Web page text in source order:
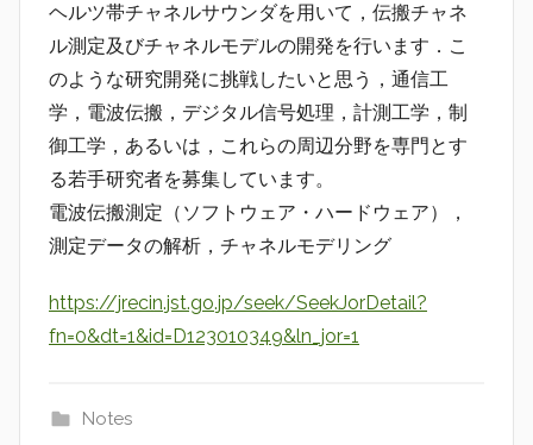
ヘルツ帯チャネルサウンダを用いて，伝搬チャネ
ル測定及びチャネルモデルの開発を行います．こ
のような研究開発に挑戦したいと思う，通信工
学，電波伝搬，デジタル信号処理，計測工学，制
御工学，あるいは，これらの周辺分野を専門とす
る若手研究者を募集しています。
電波伝搬測定（ソフトウェア・ハードウェア），
測定データの解析，チャネルモデリング
https://jrecin.jst.go.jp/seek/SeekJorDetail?
fn=0&dt=1&id=D123010349&ln_jor=1
Notes